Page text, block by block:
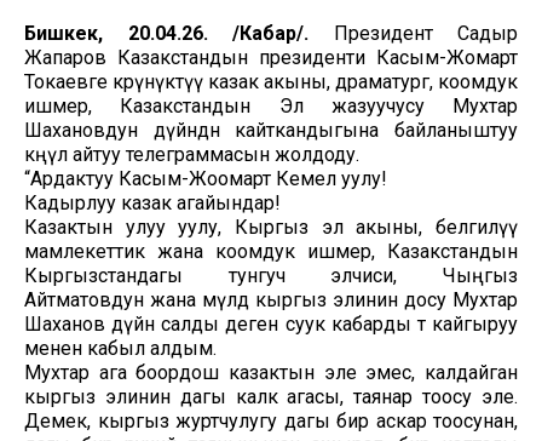
Бишкек, 20.04.26. /Кабар/. Президент Садыр
Жапаров Казакстандын президенти Касым-Жомарт
Токаевге көрүнүктүү казак акыны, драматург, коомдук
ишмер, Казакстандын Эл жазуучусу Мухтар
Шахановдун дүйнөдөн кайткандыгына байланыштуу
көңүл айтуу телеграммасын жолдоду.
“Ардактуу Касым-Жоомарт Кемел уулу!
Кадырлуу казак агайындар!
Казактын улуу уулу, Кыргыз эл акыны, белгилүү
мамлекеттик жана коомдук ишмер, Казакстандын
Кыргызстандагы тунгуч элчиси, Чыңгыз
Айтматовдун жана мүлдө кыргыз элинин досу Мухтар
Шаханов дүйнө салды деген суук кабарды өтө кайгыруу
менен кабыл алдым.
Мухтар ага боордош казактын эле эмес, калдайган
кыргыз элинин дагы калк агасы, таянар тоосу эле.
Демек, кыргыз журтчулугу дагы бир аскар тоосунан,